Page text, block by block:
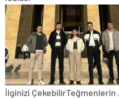
İlginizi ÇekebilirTeğmenlerin